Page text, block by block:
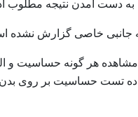
دست آمدن نتيجه مطلوب
جانبی خاصی گزارش نشده
هر گونه حساسیت و
تست حساسیت بر روی